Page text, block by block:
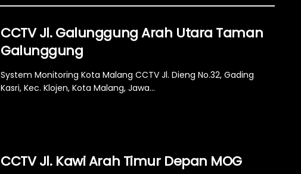
CCTV Jl. Galunggung Arah Utara Taman
Galunggung
System Monitoring Kota Malang CCTV Jl. Dieng No.32, Gading
Kasri, Kec. Klojen, Kota Malang, Jawa...
CCTV Jl. Kawi Arah Timur Depan MOG